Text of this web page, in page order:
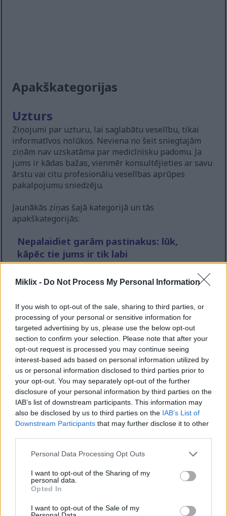
Miklix - Do Not Process My Personal Information
If you wish to opt-out of the sale, sharing to third parties, or
processing of your personal or sensitive information for
targeted advertising by us, please use the below opt-out
section to confirm your selection. Please note that after your
opt-out request is processed you may continue seeing
interest-based ads based on personal information utilized by
us or personal information disclosed to third parties prior to
your opt-out. You may separately opt-out of the further
disclosure of your personal information by third parties on the
IAB’s list of downstream participants. This information may
also be disclosed by us to third parties on the IAB’s List of
Downstream Participants that may further disclose it to other
Please note that this website/app uses one or more Google
not limited to your visit or usage behaviour. You may click to
grant or deny consent to Google and its third-party tags to
use your data for below specified purposes in below Google
consent section.
Personal Data Processing Opt Outs
I want to opt-out of the Sharing of my
personal data.
Opted In
I want to opt-out of the Sale of my
Apakškategorijas
Uzturs
Ziņojumi par uzturu, lai saglabātu veselību, tikai
informatīvos nolūkos. Neviena no šeit sniegtajām
ziņām nav uzskatāma par medicīnisku padomu. Ja
jums ir kādas bažas, vienmēr konsultējieties ar savu
ārstu vai citu profesionālu veselības aprūpes
pakalpojumu sniedzēju.
Jaunākās ziņas šajā kategorijā un tās
apakškategorijās:
Nepalaidiet garām pastinakus: lūk,
kāpēc tie jums ir tik labi
PublicētsUzturs2026. gada 4. augusts 13:53:04 UTC
Pastinaki piedāvā ievērojamas uzturvielas, ko
daudzi cilvēki nepamana. Šis gaišais sakņu
pateicoties bagātīgajam šķiedrvielu saturam un
nepieciešamajām uzturvielām. Lai gan
burkāniem tiek pievērsta vislielākā uzmanība,
pastinaki ir pelnījuši vietu uz jūsu šķīvja to
unikālā uzturvērtības profila dēļ.Lasīt vairāk...
Okras priekšrocības: kā šis barojošais
dārzenis atbalsta jūsu veselību
PublicētsUzturs2026. gada 4. augusts 13:50:11 UTC
Okra izceļas kā ievērojams dārzenis, kas
nodrošina iespaidīgu uzturu, vienlaikus atbalstot
regulēt cukura līmeni asinīs un veicināt sirds
Laimu ieguvumi veselībai: jūsu pilnīgais
PublicētsUzturs2026. gada 4. augusts 13:47:23 UTC